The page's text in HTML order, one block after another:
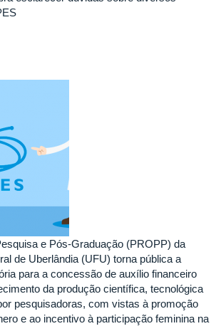
e Pós-Graduação (PROPP) da
de Uberlândia (UFU) torna pública a
para a concessão de auxílio financeiro
da produção científica, tecnológica
pesquisadoras, com vistas à promoção
e ao incentivo à participação feminina na